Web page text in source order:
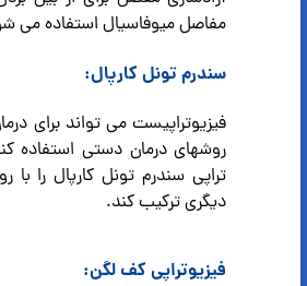
مفاصل میوفاسیال استفاده می
سندرم تونل کارپال:
فیزیوتراپیست می تواند برای
روشهای درمان دستی استفاده
تراپی سندرم تونل کارپال را با
دیگری ترکیب کند.
فیزیوتراپی کف لگن: